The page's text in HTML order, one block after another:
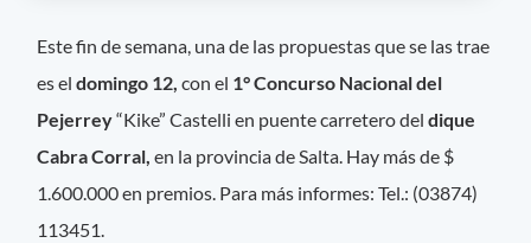
Este fin de semana, una de las propuestas que se las trae
es eldomingo 12, con el 1° Concurso Nacional del
Pejerrey“Kike” Castelli en puente carretero del dique
Cabra Corral,en la provincia de Salta. Hay más de $
1.600.000 en premios. Para más informes: Tel.: (03874)
113451.